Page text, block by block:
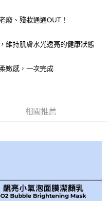
款」的支付方式。 讓您購物簡單
需儲值。
可結帳。
後，將跳轉至「AFTEE先享後付」
即可完成結帳。
費，但若您需要取消訂單，請聯絡
「AFTEE先享後付」服務完成之交
料，並將交易相關給付款項請求債
運費
運費
運費
廢、殘妝通通OUT！
維持肌膚水光透亮的健康狀態
嫩感，一次完成
相關推薦